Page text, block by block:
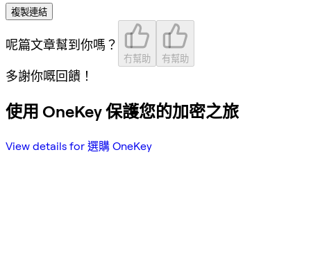
複製連結
呢篇文章幫到你嗎？
冇幫助 有幫助
多謝你嘅回饋！
使用 OneKey 保護您的加密之旅
View details for 選購 OneKey